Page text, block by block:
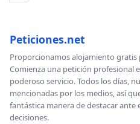
Peticiones.net
Proporcionamos alojamiento gratis
Comienza una petición profesional
poderoso servicio. Todos los días,
mencionadas por los medios, así
fantástica manera de destacar
decisiones.